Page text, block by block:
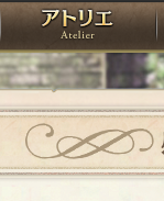
ローレット